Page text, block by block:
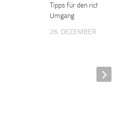
Tipps für den richtigen
Umgang
26. DEZEMBER 2017